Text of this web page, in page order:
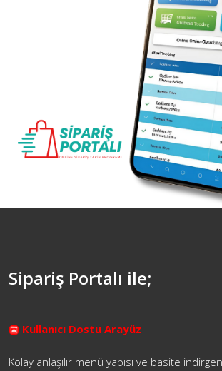
Sipariş Portalı ile;
Kullanıcı Dostu Arayüz
Kolay anlaşılır menü yapısı ve basite